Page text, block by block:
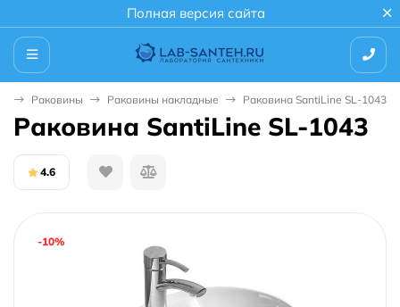
Полная версия сайта
Раковины Раковины накладные Раковина SantiLine SL-1043
Раковина SantiLine SL-1043
4.6
-10%